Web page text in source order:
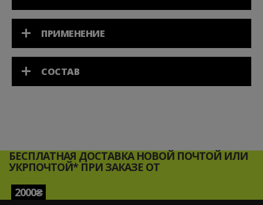
ПРИМЕНЕНИЕ
СОСТАВ
БЕСПЛАТНАЯ ДОСТАВКА НОВОЙ ПОЧТОЙ ИЛИ
УКРПОЧТОЙ* ПРИ ЗАКАЗЕ ОТ
2000₴